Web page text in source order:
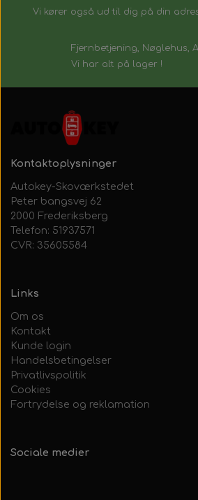
Vi kører også ud til dig på din
Fjernbetjening, Nøglehus,
Vi har alt på lager !
Kontaktoplysninger
Autokey-Skoværkstedet
Peter bangsvej 62
2000 Frederiksberg
Telefon: 51937571
CVR: 35605584
Links
Om os
Kontakt
Kunde login
Handelsbetingelser
Privatlivspolitik
Cookies
Fortrydelse og reklamation
Sociale medier